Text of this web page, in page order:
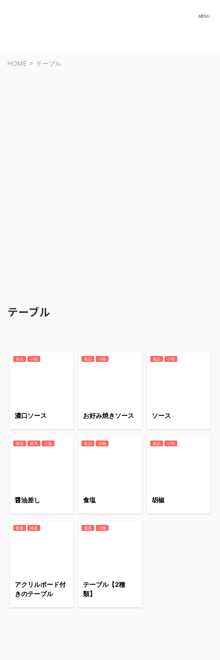
HOME > テーブル
テーブル
食品 小物
濃口ソース
食品 小物
お好み焼きソース
食品 小物
ソース
食品 道具 小物
醤油差し
食品 小物
食塩
食品 小物
胡椒
飲食 道具
アクリルボード付
きのテーブル
道具 小物
テーブル【2種
類】